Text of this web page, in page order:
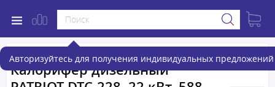
Авторизуйтесь для получения индивидуальных предложений
Калорифер дизельный